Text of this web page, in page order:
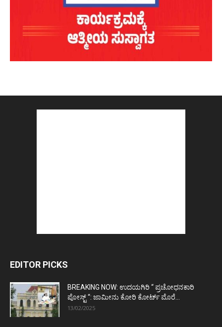
EDITOR PICKS
BREAKING NOW: ಉದಯಗಿರಿ “ ಪ್ರಚೋಧನಕಾರಿ
ಪೋಸ್ಟ್‌ “: ಜಾಮೀನು ಕೋರಿ ಕೋರ್ಟ್‌ ಮೊರೆ...
13/02/2025